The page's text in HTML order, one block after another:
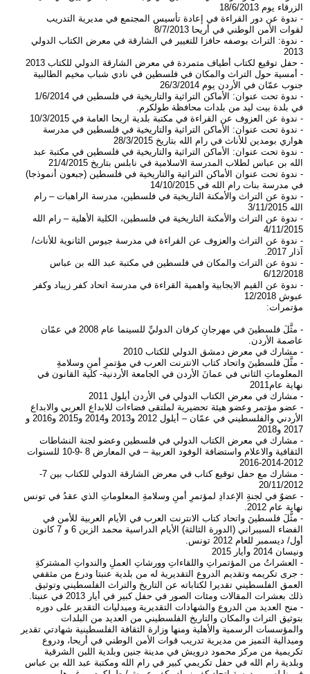
الزرقاء يوم 18/6/2013
- ندوة عن دور القراءة في إعادة تأسيس المجتمع في مديرية التدريب
لقوات الأمن الوطني في أريحا 8/7/2013
- ندوة: التراث بوصفه حافزا للتغيير في الشارقة في معرض الكتاب الدولي
2013
- حفل توقيع لكتاب أطياف متمردة في معرض الشارقة الدولي للكتاب 2013
- أمسية حول التراث والمكان في فلسطين في نادي شباب مخيم الطالبية
جنوب عمّان في الأردن يوم 26/3/2014
- ندوة تحت عنوان: الأماكن التراثية والتاريخية في فلسطين في 1/6/2014
في بلدة بيت ليد من بلدات محافظة طولكرم.
- ندوة عن العزوف عن القراءة في مكتبة بلدية اريحا العامة في 10/3/2015
- ندوة تحت عنوان: الأماكن التراثية والتاريخية في فلسطين في مدرسة
هواري بومدين للأناث في رام الله بتاريخ 28/3/2015
- ندوة تحت عنوان: الأماكن التراثية والتاريخية في فلسطين في مكتبة عبد
الله بن عباس لطلاب المدرسة الاسلامية في نابلس بتاريخ 21/4/2015
- ندوة تحت عنوان الأماكن التراثية والتاريخية في فلسطين (جبعون أنموذجا)
في مدرسة بنات رام الله في 14/10/2015
- ندوة عن التراث والأمكنة التاريخية في فلسطين، مدرسة الراهبات – رام
الله 3/11/2015
- ندوة عن التراث والأمكنة التاريخية في فلسطين، الكلية الأهلية – رام الله
4/11/2015
- ندوة عن التراث والعزوف عن القراءة في مدرسة جيوس الثانوية للأناث/
آذار 2017.
- ندوة عن التراث والمكان في فلسطين في مكتبة عبد الله بن عباس
6/12/2018
- ندوة عن القيم الايجابية واهمية القراءة في مدرسة اتحاد كفر زيباد وكفر
عبوش 12/2018
مؤتمرات:
- مثَّلَ فلسطينَ في مهرجانِ كرفان الدوليِّ للسينما عام 2008 في عمّان
عاصمة الأردن.
- مشارك في معرض دمشق الدولي للكتاب 2010
- مثَّلَ فلسطينَ واتحاد كتاب الانترنت العرب في مؤتمرِ أمنِ وسلامةِ
المعلوماتِ الثاني في عمانَ الأردن في الجامعة الأردنية- كلية القانون في
نهاية عام2011
- مشارك في معرض الكتاب الدولي في الأردن أيلول 2011
- عضو مؤتمر وعضو هيئة تحضيرية لملتقى فضاءات للابداع العربي والابداع
الأردني والفلسطيني في عمّان – أيلول 2012 و2013 و2014 و2015 و2016 و
2017 و2018
- مشارك في معرض الكتاب الدولي في فلسطين وعضو لجنة النشاطات
الثقافية والاعلام واستضافة الوفود العربية – في المعارض 8 -9-10 للسنوات
2012-2014-2016
- مشارك مع حفل توقيع كتاب في معرض الشارقة الدولي للكتاب بين 7-
20/11/2012
- عضوٌ في لجنةِ الإعدادِ لمؤتمرِ أمنِ وسلامةِ المعلوماتِ الذي عقدُ في تونس
نهاية عام 2012.
- مثَّلَ فلسطينَ واتحاد كتاب الانترنت العرب في الأيام العربية للأمن في
الفضاء السيبراني (الدورة الثالثة) الأيام الدراسية محمد الزين 6 و 7 كانون
أول/ ديسمبر للعام 2012 تونس.
ونيسان 2014 وأيار 2015
- العشراتُ من المؤتمراتِ واللقاءاتِ وورشاتِ العملِ والندواتِ المشتركةِ
- جرى تكريمه وتقديم الدروع التقديرية له من بلدية عنبتا ودرع من مثقفي
العمق الفلسطيني تقديرا لكتاباته عن التاريخ والتراث الفلسطيني وتوثيق
ذلك بعشرات المقالات ومئات الصور في حفل كبير في أيار 2013 في عنبتا.
- منح العديد من الدروع والشهادات التقديرية وميدليات التقدير على دوره
بتوثيق التراث والمكان والتاريخ الفلسطيني من العديد من البلدات
والمؤسسات الرسمية والأهلية ومنها وزارة الثقافة الفلسطينية شهادتي تقدير
وميدالية التميز من مديرية تدريب قوات الأمن الوطني في أريحا، ودروع
تكريمية من مركز محمود درويش في مدينة جنين وبلدية اللبن الشرقية
وبلدية رام الله في حفل تكريمي كبير في رام الله ومكتبة عبد الله بن عباس